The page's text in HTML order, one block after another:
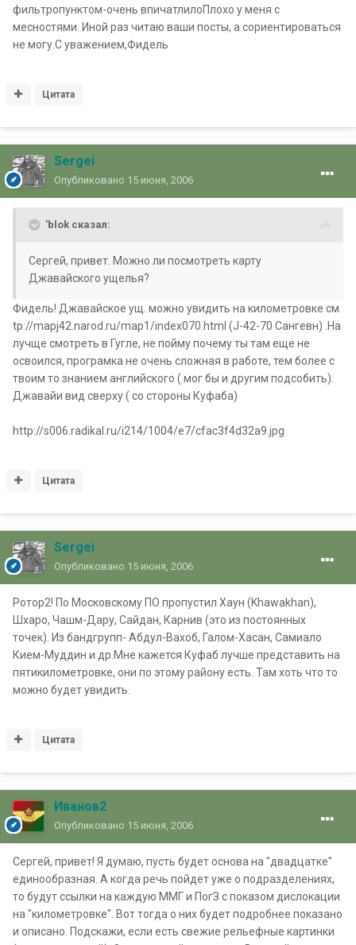
фильтропунктом-очень впичатлилоПлохо у меня с
месностями. Иной раз читаю ваши посты, а сориентироваться
не могу.С уважением,Фидель
Цитата
Sergei
Опубликовано 15 июня, 2006
'blok сказал:
Сергей, привет. Можно ли посмотреть карту
Джавайского ущелья?
Фидель! Джавайское ущ. можно увидить на километровке см.
tp://mapj42.narod.ru/map1/index070.html (J-42-70 Сангевн) .На
лучще смотреть в Гугле, не пойму почему ты там еще не
освоился, програмка не очень сложная в работе, тем более с
твоим то знанием английского ( мог бы и другим подсобить).
Джавайи вид сверху ( со стороны Куфаба)
http://s006.radikal.ru/i214/1004/e7/cfac3f4d32a9.jpg
Цитата
Sergei
Опубликовано 15 июня, 2006
Ротор2! По Московскому ПО пропустил Хаун (Khawakhan),
Шхаро, Чашм-Дару, Сайдан, Карнив (это из постоянных
точек). Из бандгрупп- Абдул-Вахоб, Галом-Хасан, Самиало
Кием-Муддин и др.Мне кажется Куфаб лучше представить на
пятикилометровке, они по этому району есть. Там хоть что то
можно будет увидить.
Цитата
Иванов2
Опубликовано 15 июня, 2006
Сергей, привет! Я думаю, пусть будет основа на "двадцатке"
единообразная. А когда речь пойдет уже о подразделениях,
то будут ссылки на каждую ММГ и ПогЗ с показом дислокации
на "километровке". Вот тогда о них будет подробнее показано
и описано. Подскажи, если есть свежие рельефные картинки